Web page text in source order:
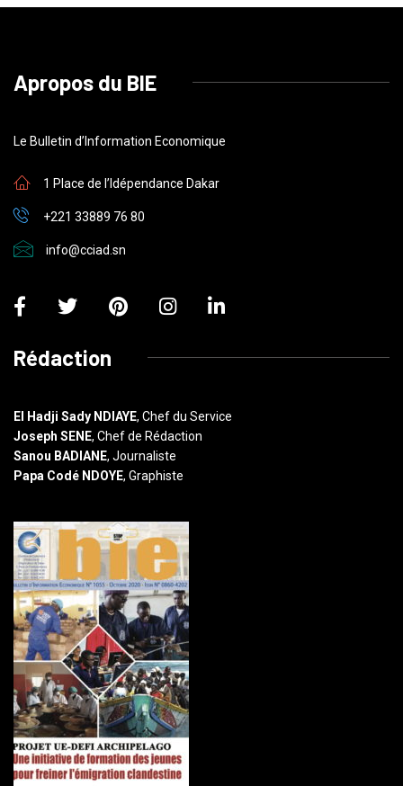
Apropos du BIE
Le Bulletin d’Information Economique
1 Place de l’Idépendance Dakar
+221 33889 76 80
info@cciad.sn
Rédaction
El Hadji Sady NDIAYE, Chef du Service
Joseph SENE, Chef de Rédaction
Sanou BADIANE, Journaliste
Papa Codé NDOYE, Graphiste